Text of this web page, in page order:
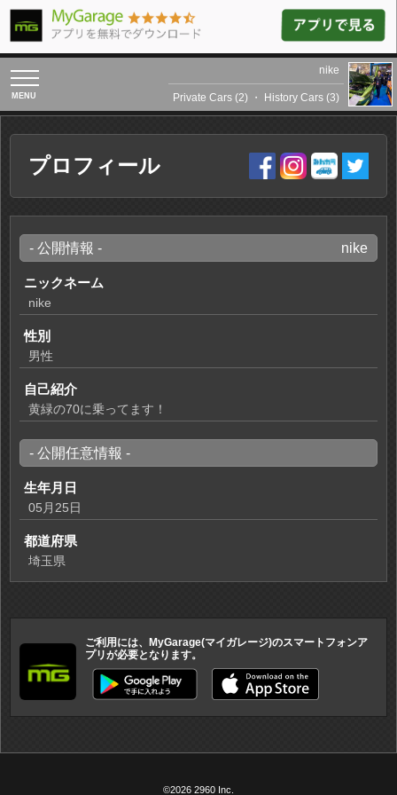
toggle
navigation
nike
Private Cars (2) ・ History Cars (3)
プロフィール
- 公開情報 - nike
ニックネーム
nike
性別
男性
自己紹介
黄緑の70に乗ってます！
- 公開任意情報 -
生年月日
05月25日
都道府県
埼玉県
ご利用には、MyGarage(マイガレージ)のスマートフォンア
プリが必要となります。
©2026 2960 Inc.